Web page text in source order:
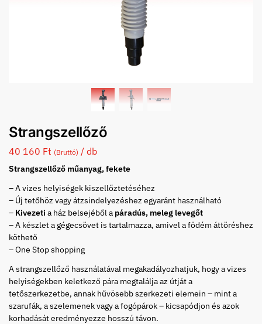
Strangszellőző
40 160 Ft (Bruttó) / db
Strangszellőző műanyag, fekete
– A vizes helyiségek kiszellőztetéséhez
– Új tetőhöz vagy átzsindelyezéshez egyaránt használható
– Kivezeti a ház belsejéből a páradús, meleg levegőt
– A készlet a gégecsövet is tartalmazza, amivel a födém áttöréshez
köthető
– One Stop shopping
A strangszellőző használatával megakadályozhatjuk, hogy a vizes
helyiségekben keletkező pára megtalálja az útját a
tetőszerkezetbe, annak hűvösebb szerkezeti elemein – mint a
szarufák, a szelemenek vagy a fogópárok – kicsapódjon és azok
korhadását eredményezze hosszú távon.